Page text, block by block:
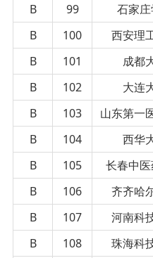
B
99 石家
B
100 西安理
B
101 成都
B
102 大连
B
103 山东第一
B
104 西华
B
105 长春中
B
106 齐齐哈
B
107 河南科
B
108 珠海科